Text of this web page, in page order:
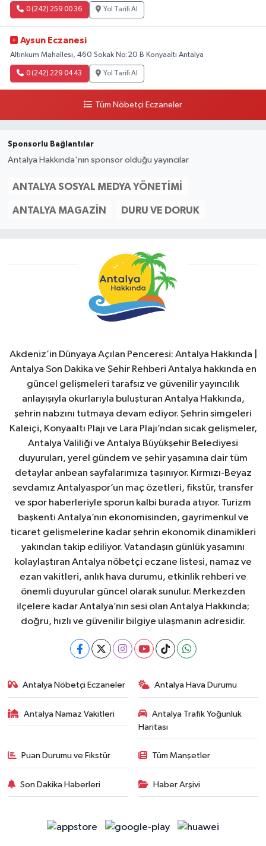
0 (242) 259 00 36 Yol Tarifi Al
Aysun Eczanesi
Altınkum Mahallesi, 460 Sokak No:20 B Konyaaltı Antalya
0 (242) 229 04 43 Yol Tarifi Al
Tüm Nöbetçi Eczaneler
Sponsorlu Bağlantılar
Antalya Hakkında'nın sponsor olduğu yayıncılar
ANTALYA SOSYAL MEDYA YÖNETIMI
ANTALYA MAGAZIN DURU VE DORUK
Akdeniz’in Dünyaya Açılan Penceresi: Antalya Hakkında |
Antalya Son Dakika ve Şehir Rehberi Antalya hakkında en
güncel gelişmeleri tarafsız ve güvenilir yayıncılık
anlayışıyla okurlarıyla buluşturan Antalya Hakkında,
şehrin nabzını tutmaya devam ediyor. Şehrin simgeleri
Kaleiçi, Konyaaltı Plajı ve Lara Plajı’ndan sıcak gelişmeler,
Antalya Valiliği ve Antalya Büyükşehir Belediyesi
duyuruları, yerel gündem ve şehir yaşamına dair tüm
detaylar anbean sayfalarımıza taşınıyor. Kırmızı-Beyaz
sevdamız Antalyaspor’un maç özetleri, fikstür, transfer
ve spor haberleriyle sporun kalbi burada atıyor. Turizm
başkenti Antalya’nın ekonomisinden, gayrimenkul ve
ticaret gelişmelerine kadar şehrin ekonomik dinamikleri
yakından takip ediliyor. Vatandaşın günlük yaşamını
kolaylaştıran Antalya nöbetçi eczane listesi, namaz ve
ezan vakitleri, anlık hava durumu, etkinlik rehberi ve
önemli duyurular güncel olarak sunulur. Merkezden
ilçelere kadar Antalya’nın sesi olan Antalya Hakkında;
doğru, hızlı ve güvenilir bilgiye ulaşmanın adresidir.
Antalya Nöbetçi Eczaneler Antalya Hava Durumu
Antalya Namaz Vakitleri
Antalya Trafik Yoğunluk
Haritası
Puan Durumu ve Fikstür Tüm Manşetler
Son Dakika Haberleri Haber Arşivi